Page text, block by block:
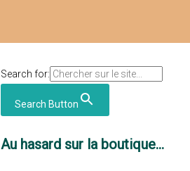
Search for:
Search Button
Au hasard sur la boutique...